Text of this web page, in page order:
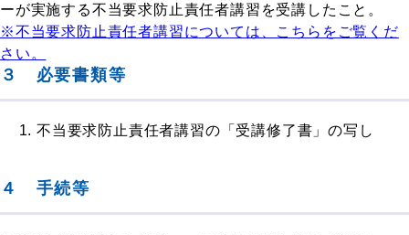
ーが実施する不当要求防止責任者講習を受講したこと。
※不当要求防止責任者講習については、こちらをご覧くだ
さい。
３ 必要書類等
不当要求防止責任者講習の「受講修了書」の写し
４ 手続等